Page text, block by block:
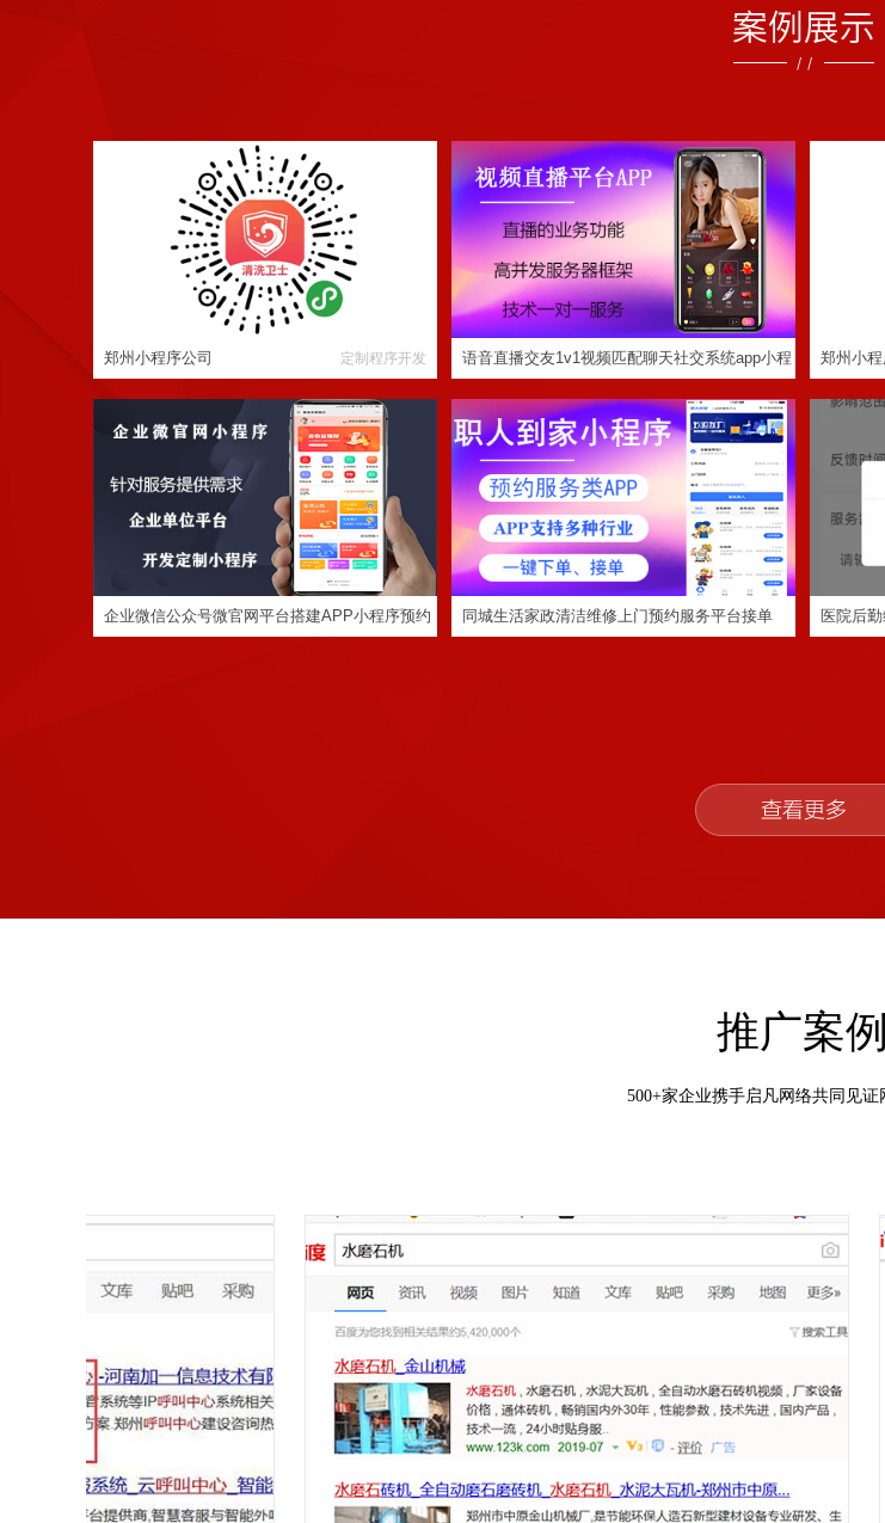
郑州小程序公司 定制程序开发 语音直播交友1v1视频匹配聊天社交系统app小程
序搭建
定制程序开发
郑州小程
企业微信公众号微官网平台搭建APP小程序预
约服务缴费系统功能
企业微信公众号微官网平台搭建APP小程序预约
同城生活家政清洁维修上门预约服务平台接单
app小程序定制
同城生活家政清洁维修上门预约服务平台接单
医院后
微
医院后
推广案例
500+家企业携手启凡网络共同见证